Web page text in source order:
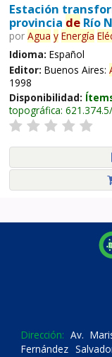
Estación
provincia deRío
por Agua y Energía
Idioma: Español
Editor: Buenos Aires:
1998
Disponibilidad:
topográfica:
Dirección: Av.
Fernández